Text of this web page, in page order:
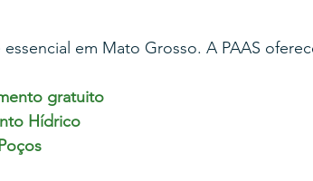
em Mato Grosso. A PAAS
gratuito
Hídrico